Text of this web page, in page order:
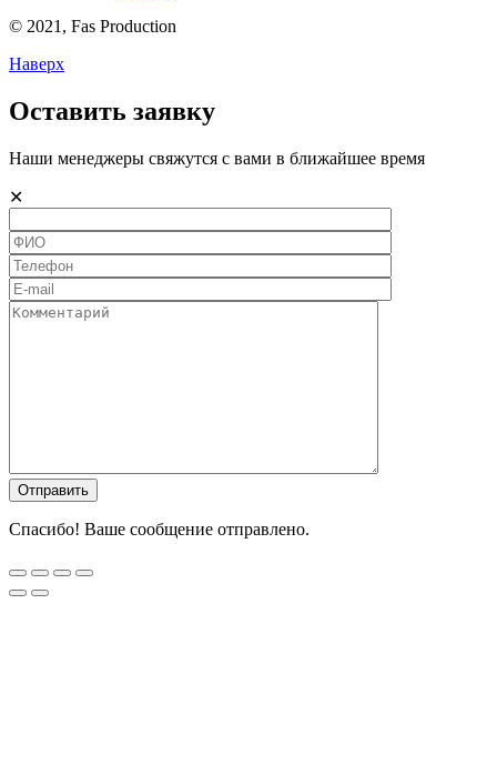
© 2021, Fas Production
Наверх
Оставить заявку
Наши менеджеры свяжутся с вами в ближайшее время
✕
Спасибо! Ваше сообщение отправлено.